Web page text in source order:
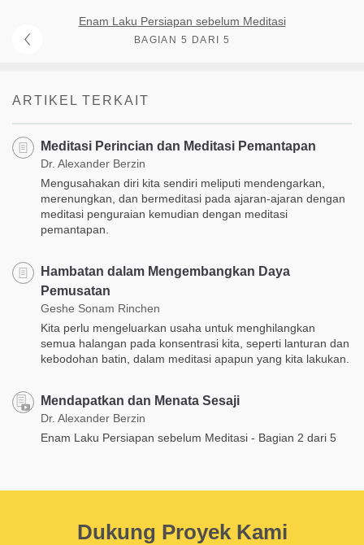
Enam Laku Persiapan sebelum Meditasi
BAGIAN 5 DARI 5
ARTIKEL TERKAIT
Meditasi Perincian dan Meditasi Pemantapan
Dr. Alexander Berzin
Mengusahakan diri kita sendiri meliputi mendengarkan,
merenungkan, dan bermeditasi pada ajaran-ajaran dengan
meditasi penguraian kemudian dengan meditasi
pemantapan.
Hambatan dalam Mengembangkan Daya
Pemusatan
Geshe Sonam Rinchen
Kita perlu mengeluarkan usaha untuk menghilangkan
semua halangan pada konsentrasi kita, seperti lanturan dan
kebodohan batin, dalam meditasi apapun yang kita lakukan.
Mendapatkan dan Menata Sesaji
Dr. Alexander Berzin
Enam Laku Persiapan sebelum Meditasi - Bagian 2 dari 5
Dukung Proyek Kami